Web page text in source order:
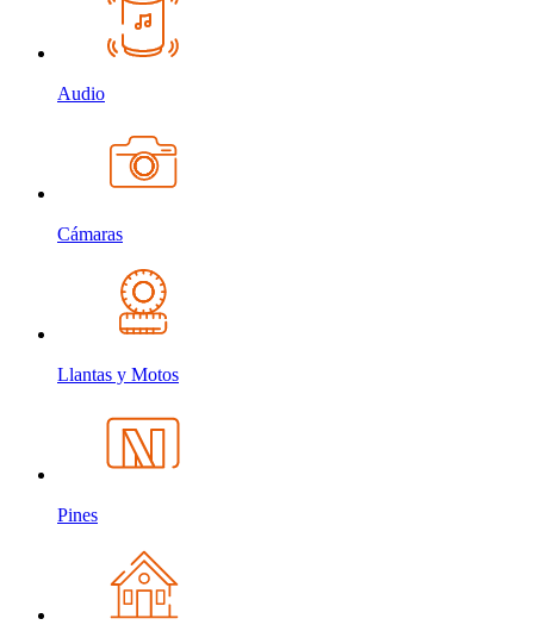
Audio
Cámaras
Llantas y Motos
Pines